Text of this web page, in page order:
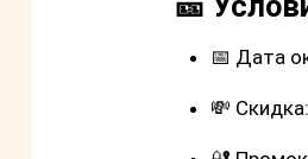
📅 Дата
💸 Скидка: